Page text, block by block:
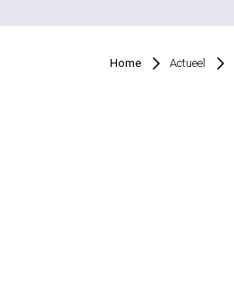
Home Actueel